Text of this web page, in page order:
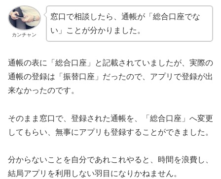
カンチャン
窓口で相談したら、通帳が「総合口座でな
い」ことが分かりました。
通帳の表に「総合口座」と記載されていましたが、実際の
通帳の登録は「振替口座」だったので、アプリで登録が出
来なかったのです。
そのまま窓口で、登録された通帳を、「総合口座」へ変更
してもらい、無事にアプリも登録することができました。
分からないことを自分であれこれやると、時間を浪費し、
結局アプリを利用しない羽目になりかねません。